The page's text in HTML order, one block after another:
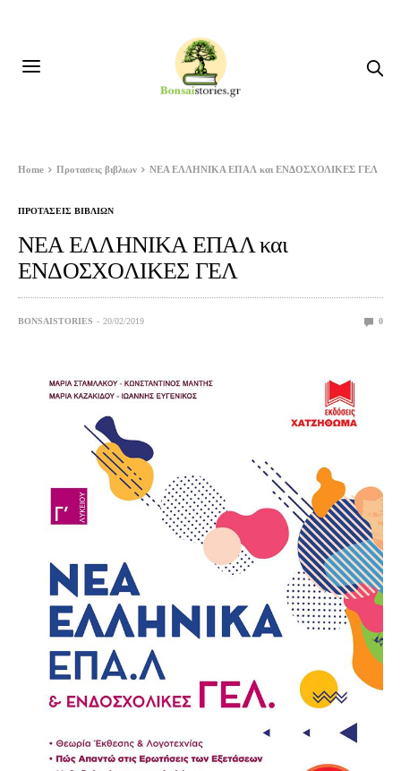
Home Προτασεις βιβλιων ΝΕΑ ΕΛΛΗΝΙΚΑ ΕΠΑΛ και ΕΝΔΟΣΧΟΛΙΚΕΣ ΓΕΛ
ΠΡΟΤΑΣΕΙΣ ΒΙΒΛΙΩΝ
ΝΕΑ ΕΛΛΗΝΙΚΑ ΕΠΑΛ και
ΕΝΔΟΣΧΟΛΙΚΕΣ ΓΕΛ
BONSAISTORIES 20/02/2019 0